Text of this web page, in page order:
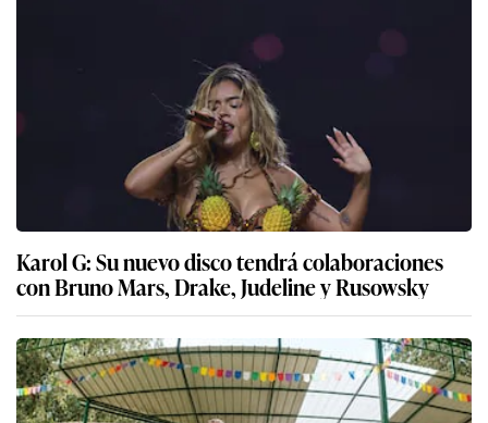
Karol G: Su nuevo disco tendrá colaboraciones
con Bruno Mars, Drake, Judeline y Rusowsky